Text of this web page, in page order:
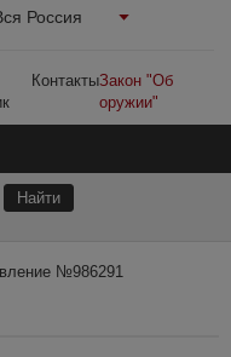
Россия
КонтактыЗакон "Об
оружии"
№986291